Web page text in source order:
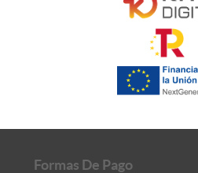
Formas De Pago